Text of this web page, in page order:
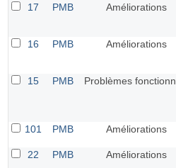
17 PMB Améliorations
16 PMB Améliorations
15 PMB Problèmes
101 PMB Améliorations
22 PMB Améliorations